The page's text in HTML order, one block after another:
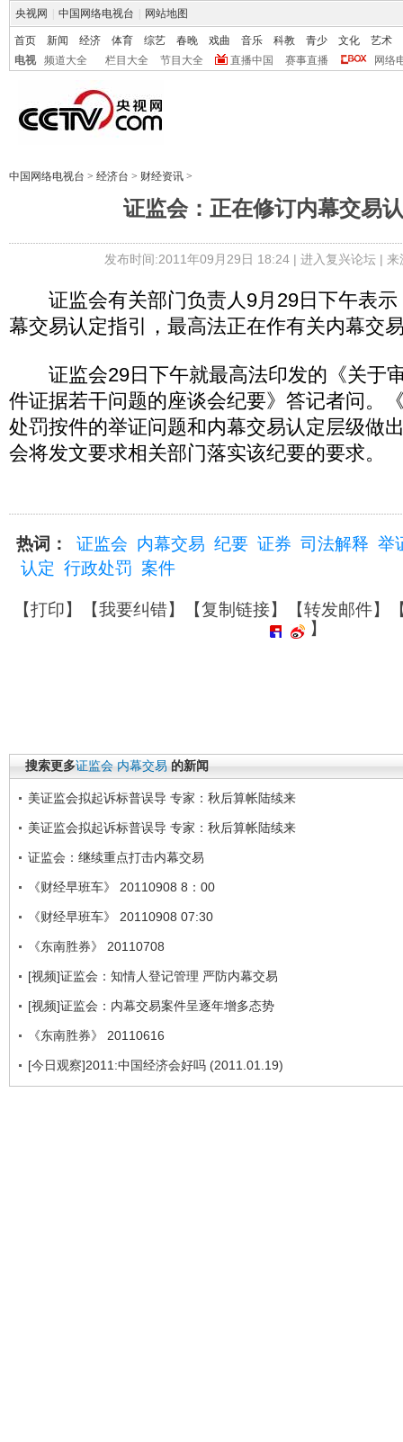
央视网 中国网络电视台 网站地图
首页 新闻 经济 体育 综艺 春晚 戏曲 音乐 科教 青少 文化
艺术
电视
频道大全 栏目大全 节目大全 直播中国 赛事直播 网络
中国网络电视台 > 经济台 > 财经资讯 >
证监会：正在修订内幕交易
发布时间:2011年09月29日 18:24 | 进入复兴论坛| 来
证监会有关部门负责人9月29日下午表示
幕交易认定指引，最高法正在作有关内幕交
证监会29日下午就最高法印发的《关于
件证据若干问题的座谈会纪要》答记者问。
处罚按件的举证问题和内幕交易认定层级做
会将发文要求相关部门落实该纪要的要求。
热词： 证监会 内幕交易 纪要 证券 司法解释 举
认定 行政处罚 案件
【打印】【我要纠错】【复制链接】【转发邮件】
】
搜索更多证监会 内幕交易 的新闻
美证监会拟起诉标普误导 专家：秋后算帐陆续来
美证监会拟起诉标普误导 专家：秋后算帐陆续来
证监会：继续重点打击内幕交易
《财经早班车》 20110908 8：00
《财经早班车》 20110908 07:30
《东南胜券》 20110708
[视频]证监会：知情人登记管理 严防内幕交易
[视频]证监会：内幕交易案件呈逐年增多态势
《东南胜券》 20110616
[今日观察]2011:中国经济会好吗 (2011.01.19)